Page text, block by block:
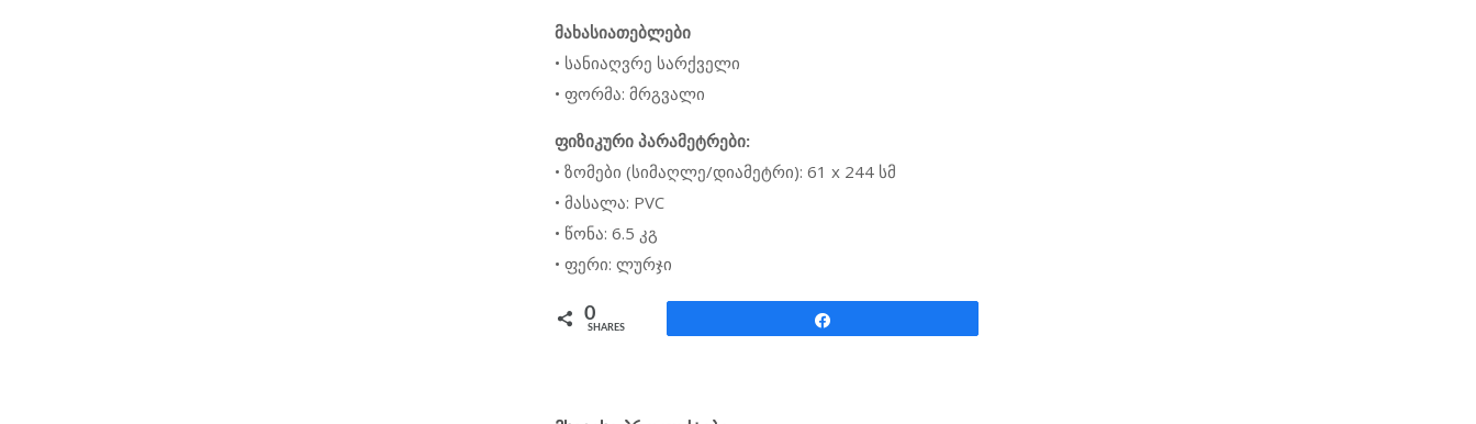
მახასიათებლები
• სანიაღვრე სარქველი
• ფორმა: მრგვალი
ფიზიკური პარამეტრები:
• ზომები (სიმაღლე/დიამეტრი): 61 x 244 სმ
• მასალა: PVC
• წონა: 6.5 კგ
• ფერი: ლურჯი
0
SHARES